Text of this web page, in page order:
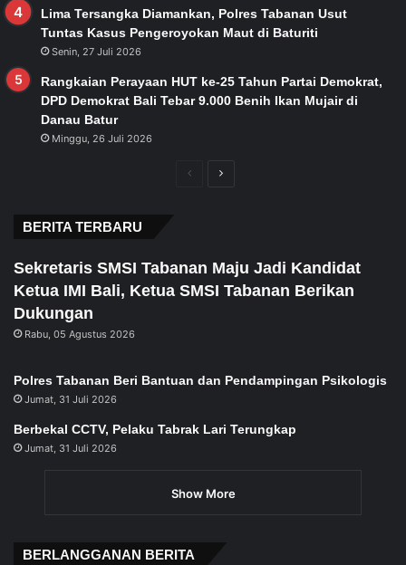
Lima Tersangka Diamankan, Polres Tabanan Usut
Tuntas Kasus Pengeroyokan Maut di Baturiti
Senin, 27 Juli 2026
Rangkaian Perayaan HUT ke-25 Tahun Partai Demokrat,
DPD Demokrat Bali Tebar 9.000 Benih Ikan Mujair di
Danau Batur
Minggu, 26 Juli 2026
PreviousNext
BERITA TERBARU
Sekretaris SMSI Tabanan Maju Jadi Kandidat
Ketua IMI Bali, Ketua SMSI Tabanan Berikan
Dukungan
Rabu, 05 Agustus 2026
Polres Tabanan Beri Bantuan dan Pendampingan Psikologis
Jumat, 31 Juli 2026
Berbekal CCTV, Pelaku Tabrak Lari Terungkap
Jumat, 31 Juli 2026
Show More
BERLANGGANAN BERITA